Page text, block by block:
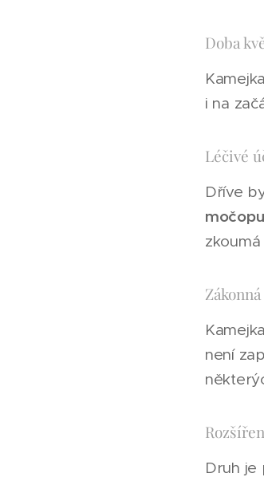
Doba
i na
Léčivé
Dříve
není
Druh je